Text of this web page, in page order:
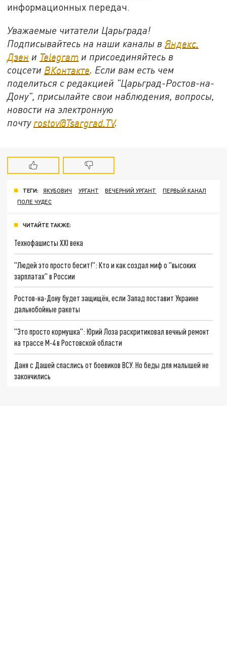
информационных передач.
Уважаемые читатели Царьграда!
Подписывайтесь на наши каналы в Яндекс.
Дзен и Telegram и присоединяйтесь в
соцсети ВКонтакте . Если вам есть чем
поделиться с редакцией "Царьград-Ростов-на-
Дону", присылайте свои наблюдения, вопросы,
новости на электронную
почту rostov@Tsargrad.ТV.
ТЕГИ: ЯКУБОВИЧ УРГАНТ ВЕЧЕРНИЙ УРГАНТ
ПЕРВЫЙ КАНАЛ
ПОЛЕ ЧУДЕС
ЧИТАЙТЕ ТАКЖЕ:
Технофашисты XXI века
"Людей это просто бесит!": Кто и как создал миф о "высоких
зарплатах" в России
Ростов-на-Дону будет защищён, если Запад поставит Украине
дальнобойные ракеты
"Это просто кормушка": Юрий Лоза раскритиковал вечный ремонт
на трассе М-4 в Ростовской области
Даня с Дашей спаслись от боевиков ВСУ. Но беды для малышей не
закончились